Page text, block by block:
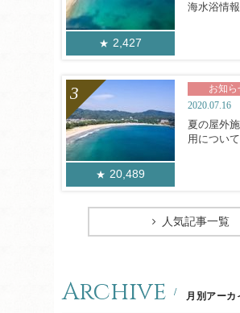
2,427
海水浴情報
20,489
お知ら
2020.07.16
夏の屋外
用について
人気記事一覧
Archive 月別アーカ